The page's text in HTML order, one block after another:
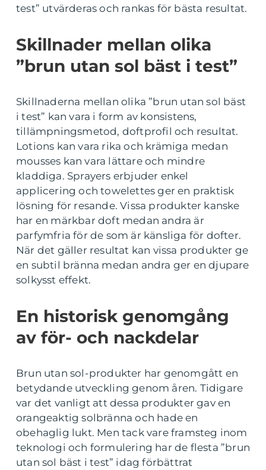
test” utvärderas och rankas för bästa resultat.
Skillnader mellan olika
”brun utan sol bäst i test”
Skillnaderna mellan olika ”brun utan sol bäst
i test” kan vara i form av konsistens,
tillämpningsmetod, doftprofil och resultat.
Lotions kan vara rika och krämiga medan
mousses kan vara lättare och mindre
kladdiga. Sprayers erbjuder enkel
applicering och towelettes ger en praktisk
lösning för resande. Vissa produkter kanske
har en märkbar doft medan andra är
parfymfria för de som är känsliga för dofter.
När det gäller resultat kan vissa produkter ge
en subtil bränna medan andra ger en djupare
solkysst effekt.
En historisk genomgång
av för- och nackdelar
Brun utan sol-produkter har genomgått en
betydande utveckling genom åren. Tidigare
var det vanligt att dessa produkter gav en
orangeaktig solbränna och hade en
obehaglig lukt. Men tack vare framsteg inom
teknologi och formulering har de flesta ”brun
utan sol bäst i test” idag förbättrat